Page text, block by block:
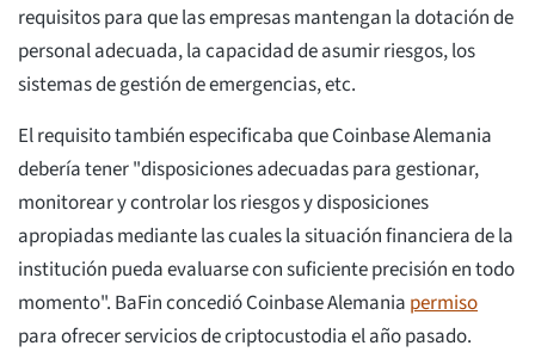
requisitos para que las empresas mantengan la dotación de
personal adecuada, la capacidad de asumir riesgos, los
sistemas de gestión de emergencias, etc.
El requisito también especificaba que Coinbase Alemania
debería tener "disposiciones adecuadas para gestionar,
monitorear y controlar los riesgos y disposiciones
apropiadas mediante las cuales la situación financiera de la
institución pueda evaluarse con suficiente precisión en todo
momento". BaFin concedió Coinbase Alemania permiso
para ofrecer servicios de criptocustodia el año pasado.